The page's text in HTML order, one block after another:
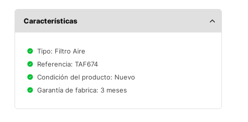
Características
Tipo: Filtro Aire
Referencia: TAF674
Condición del producto: Nuevo
Garantía de fabrica: 3 meses